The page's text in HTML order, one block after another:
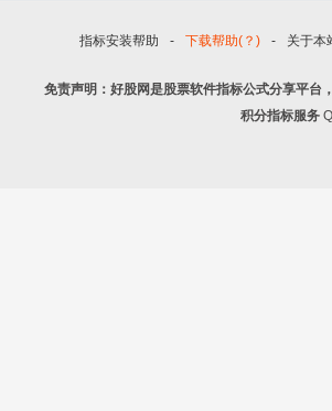
指标安装帮助 - 下载帮助(？) - 关于本
免责声明：好股网是股票软件指标公式分享平台
积分指标服务